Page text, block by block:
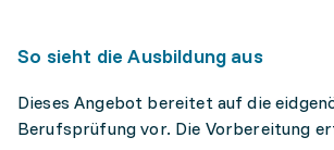
So sieht die Ausbildung aus
Dieses Angebot bereitet auf die
Berufsprüfung vor. Die Vorbereitung